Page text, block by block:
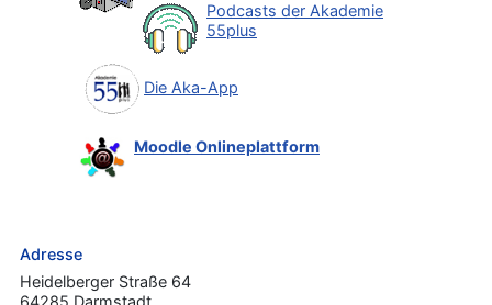
Podcasts der Akademie
55plus
Die Aka-App
Moodle Onlineplattform
Adresse
Heidelberger Straße 64
64285 Darmstadt